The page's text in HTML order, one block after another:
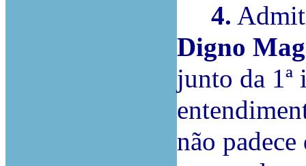
4.
Digno
junto da 1ª
não